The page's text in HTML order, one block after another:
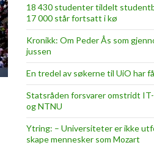
18 430 studenter tildelt
17 000 står fortsatt i kø
Kronikk: Om Peder Ås som
jussen
En tredel av søkerne til UiO har
Statsråden forsvarer omstridt
og NTNU
Ytring: – Universiteter er ikke
skape mennesker som Mozart